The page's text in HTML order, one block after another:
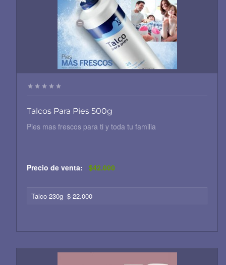
Talcos Para Pies 500g
Pies mas frescos para ti y toda tu familia
Precio de venta: $42.000
Talco 230g -$-22.000